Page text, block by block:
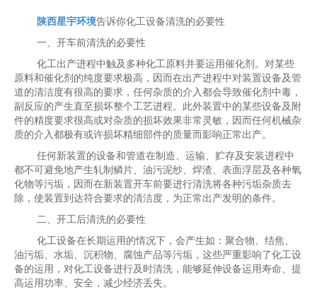
陕西星宇环境告诉你化工设备清洗的必要性
一、开车前清洗的必要性
化工出产进程中触及多种化工原料并要运用催化剂。对某些
原料和催化剂的纯度要求极高，因而在出产进程中对装置设备及管
道的清洁度有很高的要求，任何杂质的介入都会导致催化剂中毒，
副反应的产生直至损坏整个工艺进程。此外装置中的某些设备及附
件的精度要求很高或对杂质的损坏效果非常灵敏，因而任何机械杂
质的介入都极有或许损坏精细部件的质量而影响正常出产。
任何新装置的设备和管道在制造、运输、贮存及安装进程中
都不可避免地产生轧制鳞片、油污泥纱、焊渣、表面浮层及各种氧
化物等污垢，因而在新装置开车前要进行清洗将各种污垢杂质去
除，使装置到达符合要求的清洁度，为正常出产发明的条件。
二、开工后清洗的必要性
化工设备在长期运用的情况下，会产生如：聚合物、结焦、
油污垢、水垢、沉积物、腐蚀产品等污垢，这些严重影响了化工设
备的运用，对化工设备进行及时清洗，能够延伸设备运用寿命、提
高运用功率、安全，减少经济丢失。